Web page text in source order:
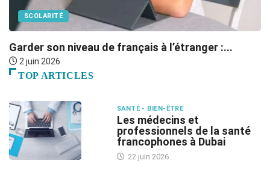
SCOLARITÉ
Garder son niveau de français à l’étranger :...
2 juin 2026
TOP ARTICLES
SANTÉ - BIEN-ÊTRE
Les médecins et
professionnels de la santé
francophones à Dubai
22 juin 2026